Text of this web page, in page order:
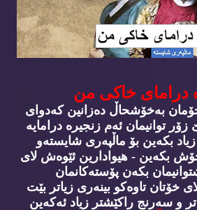
درامای خاكی من
به‌خۆشحاڵ ده‌زانین كه‌دوای
توانیمان ئه‌م زنجیره‌ درامایه‌
بكه‌ین بۆ ماڵپه‌ری شایسته‌و
بكه‌ین - هیوادارین ئێوه‌ش لای
بكه‌ن پۆسته‌كانمان
خۆتان تاوه‌كو بینه‌ری زیاتر بێت
و سه‌رنج راكێشتر زیاد ئه‌كه‌ین